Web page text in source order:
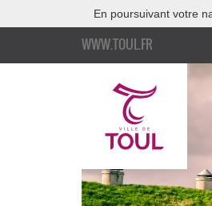
En poursuivant votre
WWW.TOUL.FR